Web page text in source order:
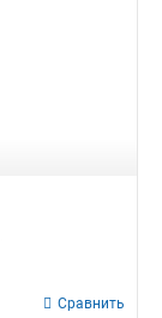
Сравнить